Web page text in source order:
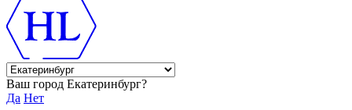
Ваш город Екатеринбург?
Да Нет